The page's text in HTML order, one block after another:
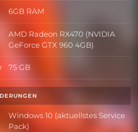
Arbeitsspeicher
6GB RAM
Grafikkarte
AMD Radeon RX470 (NVIDIA
GeForce GTX 960 4GB)
Festplattenspeicher
75 GB
Betriebssystem
Windows 10 (aktuellstes Service
Pack)